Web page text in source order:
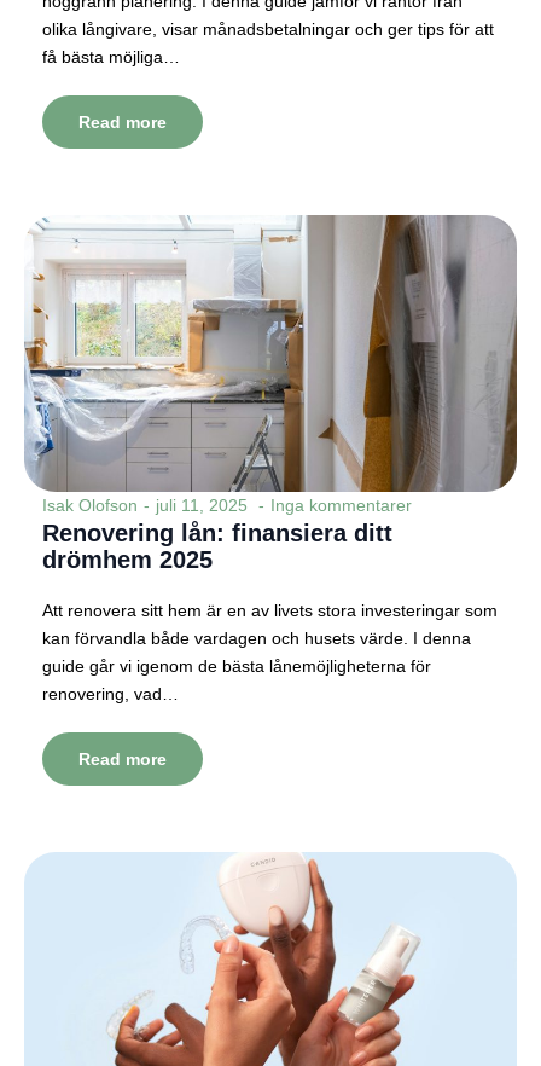
olika långivare, visar månadsbetalningar och ger tips för att
få bästa möjliga…
Read more
Renovering lån: finansiera ditt
drömhem 2025
Isak Olofson juli 11, 2025 Inga kommentarer
Att renovera sitt hem är en av livets stora investeringar som
kan förvandla både vardagen och husets värde. I denna
guide går vi igenom de bästa lånemöjligheterna för
renovering, vad…
Read more